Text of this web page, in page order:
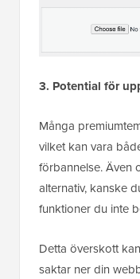
3. Potential för
Många
vilket kan vara
förbannelse. Även
alternativ, kanske
funktioner du inte
Detta överskott
saktar ner din